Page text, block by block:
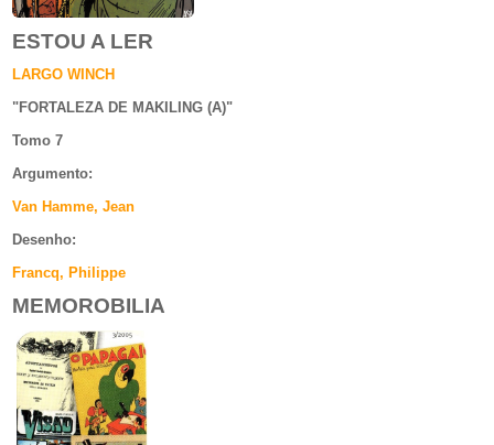
ESTOU A LER
LARGO WINCH
"FORTALEZA DE MAKILING (A)"
Tomo 7
Argumento:
Van Hamme, Jean
Desenho:
Francq, Philippe
MEMOROBILIA